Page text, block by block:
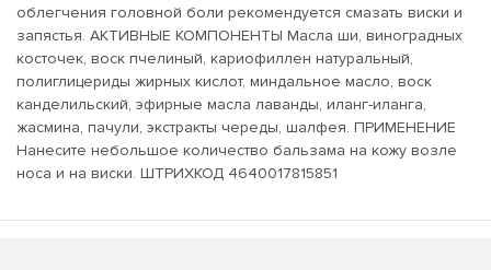
облегчения головной боли рекомендуется смазать виски и
запястья. АКТИВНЫЕ КОМПОНЕНТЫ Масла ши, виноградных
косточек, воск пчелиный, кариофиллен натуральный,
полиглицериды жирных кислот, миндальное масло, воск
канделильский, эфирные масла лаванды, иланг-иланга,
жасмина, пачули, экстракты череды, шалфея. ПРИМЕНЕНИЕ
Нанесите небольшое количество бальзама на кожу возле
носа и на виски. ШТРИХКОД 4640017815851